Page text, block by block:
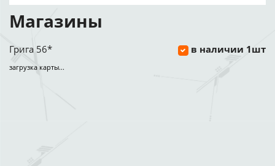
Магазины
Грига 56* в наличии 1шт
загрузка карты...